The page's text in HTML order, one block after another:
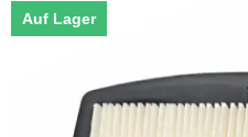
Auf Lager